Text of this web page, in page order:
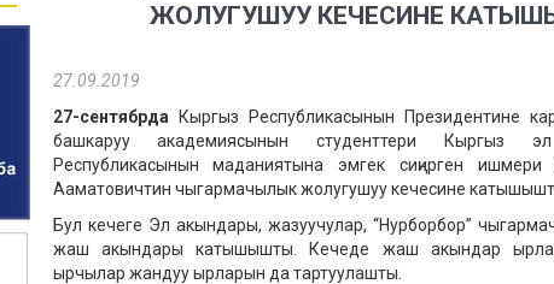
ЖОЛУГУШУУ КЕЧЕСИНЕ
27.09.2019
27-сентябрда Кыргыз Республикасынын Президентине
башкаруу академиясынын студенттери Кыргыз
Республикасынын маданиятына эмгек сиңирген
Ааматовичтин чыгармачылык жолугушуу кечесине
Бул кечеге Эл акындары, жазуучулар, “Нурборбор”
жаш акындары катышышты. Кечеде жаш акындар
ырчылар жандуу ырларын да тартуулашты.